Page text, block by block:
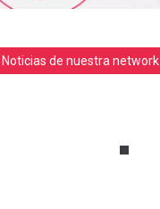
Noticias de nuestra network